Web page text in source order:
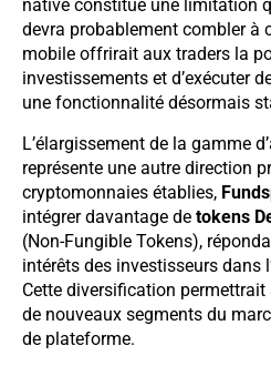
native constitue une limitation
devra probablement combler à
mobile offrirait aux traders la
investissements et d’exécuter
une fonctionnalité désormais
L’élargissement de la gamme
représente une autre direction
cryptomonnaies établies,
intégrer davantage de tokens
(Non-Fungible Tokens),
intérêts des investisseurs dans
Cette diversification permettrait
de nouveaux segments du
de plateforme.